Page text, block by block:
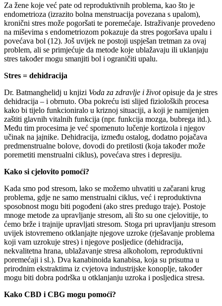
Za žene koje već pate od reproduktivnih problema, kao što je
endometrioza (izrazito bolna menstruacija povezana s upalom),
kronični stres može pogoršati te poremećaje. Istraživanje provedeno
na miševima s endometriozom pokazuje da stres pogoršava upalu i
povećava bol (12). Još uvijek ne postoji uspješan tretman za ovaj
problem, ali se primjećuje da metode koje ublažavaju ili uklanjaju
stres također mogu smanjiti bol i ograničiti upalu.
Stres = dehidracija
Dr. Batmanghelidj u knjizi Voda za zdravlje i životopisuje da je stres
dehidracija – i obrnuto. Oba pokreću isti slijed fizioloških procesa
kako bi tijelo funkcioniralo u kriznoj situaciji, a koji je namijenjen
zaštiti glavnih vitalnih funkcija (npr. funkcija mozga, bubrega itd.).
Među tim procesima je već spomenuto lučenje kortizola i njegov
učinak na jajnike. Dehidracija, između ostalog, dodatno pojačava
predmenstrualne bolove, dovodi do pretilosti (koja također može
poremetiti menstrualni ciklus), povećava stres i depresiju.
Kako si cjelovito pomoći?
Kada smo pod stresom, lako se možemo uhvatiti u začarani krug
problema, gdje ne samo menstrualni ciklus, već i reproduktivna
sposobnost mogu biti pogođeni (ako stres predugo traje). Postoje
mnoge metode za upravljanje stresom, ali što su one cjelovitije, to
ćemo brže i trajnije upravljati stresom. Stoga pri upravljanju stresom
uvijek istovremeno otklanjajte njegove uzroke (rješavanje problema
koji vam uzrokuje stres) i njegove posljedice (dehidracija,
nekvalitetna hrana, ublažavanje stresa alkoholom, reproduktivni
poremećaji i sl.). Dva kanabinoida kanabisa, koja su prisutna u
prirodnim ekstraktima iz cvjetova industrijske konoplje, također
mogu biti dobra podrška u otklanjanju uzroka i posljedica stresa.
Kako CBD i CBG mogu pomoći?